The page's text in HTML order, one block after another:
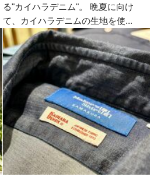
る"カイハラデニム"。 晩夏に向け
て、カイハラデニムの生地を使...